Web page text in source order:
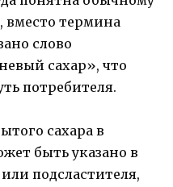
вместо термина
слово
сахар», что
потребителя.
сахара в
быть указано в
подсластителя,